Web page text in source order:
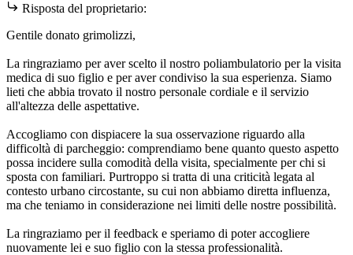
Risposta del proprietario:
Gentile donato grimolizzi,
La ringraziamo per aver scelto il nostro poliambulatorio per la visita
medica di suo figlio e per aver condiviso la sua esperienza. Siamo
lieti che abbia trovato il nostro personale cordiale e il servizio
all'altezza delle aspettative.
Accogliamo con dispiacere la sua osservazione riguardo alla
difficoltà di parcheggio: comprendiamo bene quanto questo aspetto
possa incidere sulla comodità della visita, specialmente per chi si
sposta con familiari. Purtroppo si tratta di una criticità legata al
contesto urbano circostante, su cui non abbiamo diretta influenza,
ma che teniamo in considerazione nei limiti delle nostre possibilità.
La ringraziamo per il feedback e speriamo di poter accogliere
nuovamente lei e suo figlio con la stessa professionalità.